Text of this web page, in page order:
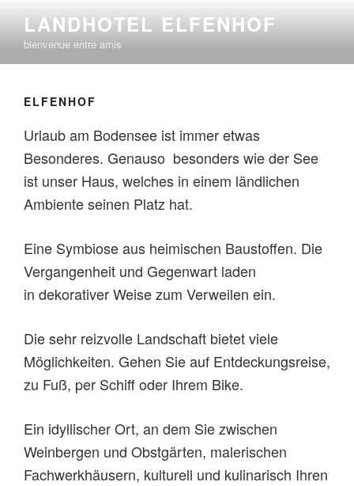
contenu
principal
LANDHOTEL ELFENHOF
bienvenue entre amis
ELFENHOF
Urlaub am Bodensee ist immer etwas
Besonderes. Genauso besonders wie der See
ist unser Haus, welches in einem ländlichen
Ambiente seinen Platz hat.
Eine Symbiose aus heimischen Baustoffen. Die
Vergangenheit und Gegenwart laden
in dekorativer Weise zum Verweilen ein.
Die sehr reizvolle Landschaft bietet viele
Möglichkeiten. Gehen Sie auf Entdeckungsreise,
zu Fuß, per Schiff oder Ihrem Bike.
Ein idyllischer Ort, an dem Sie zwischen
Weinbergen und Obstgärten, malerischen
Fachwerkhäusern, kulturell und kulinarisch Ihren